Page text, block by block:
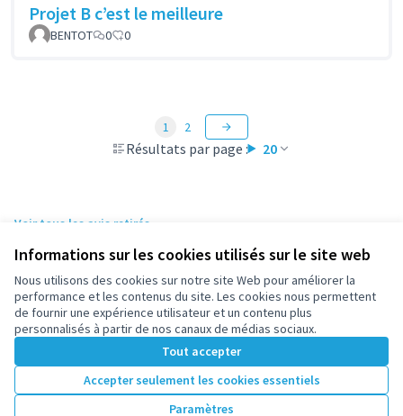
Informations sur les cookies utilisés sur le site web
Nous utilisons des cookies sur notre site Web pour améliorer la
performance et les contenus du site. Les cookies nous permettent
de fournir une expérience utilisateur et un contenu plus
personnalisés à partir de nos canaux de médias sociaux.
Tout accepter
Accepter seulement les cookies essentiels
Paramètres
Projet B c’est le meilleure
BENTOT 0 0
Résultats par page : 20
1 2
Voir tous les avis retirés
Conditions d'utilisation
Paramètres des cookies
participez.nanterre.fr sur X
(Lien externe)
participez.nanterre.fr sur Facebook
participez.nanterre.fr sur Instagram
participez.nanterre.fr sur YouTube
(Lien externe)
participez.nanterre.fr sur GitHub
(Lien externe)
Licence
(Lien